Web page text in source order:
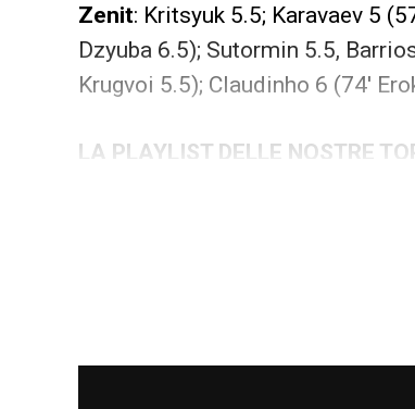
Zenit: Kritsyuk 5.5; Karavaev 5
Dzyuba 6.5); Sutormin 5.5,
Krugvoi 5.5); Claudinho 6 (74′
LA PLAYLIST DELLE NOSTRE